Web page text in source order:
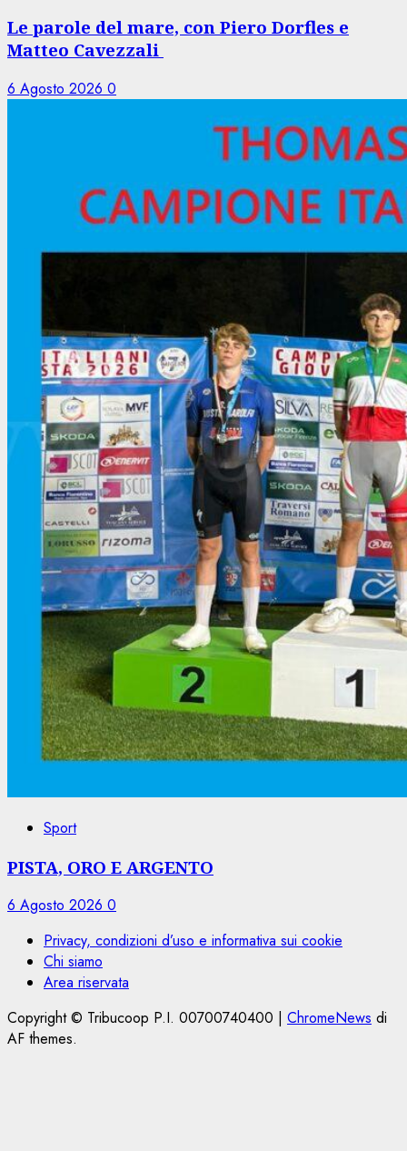
Le parole del mare, con Piero Dorfles e
Matteo Cavezzali
6 Agosto 2026 0
Sport
PISTA, ORO E ARGENTO
6 Agosto 2026 0
Privacy, condizioni d’uso e informativa sui cookie
Chi siamo
Area riservata
Copyright © Tribucoop P.I. 00700740400 | ChromeNews di
AF themes.